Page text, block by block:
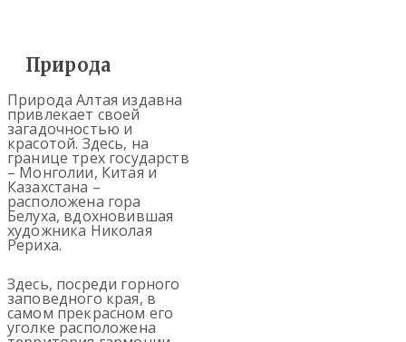
Природа
Природа Алтая издавна
привлекает своей
загадочностью и
красотой. Здесь, на
границе трех государств
– Монголии, Китая и
Казахстана –
расположена гора
Белуха, вдохновившая
художника Николая
Рериха.
Здесь, посреди горного
заповедного края, в
самом прекрасном его
уголке расположена